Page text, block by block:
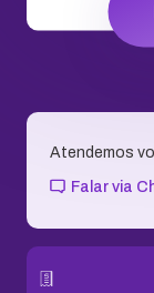
Atendemos
Falar via